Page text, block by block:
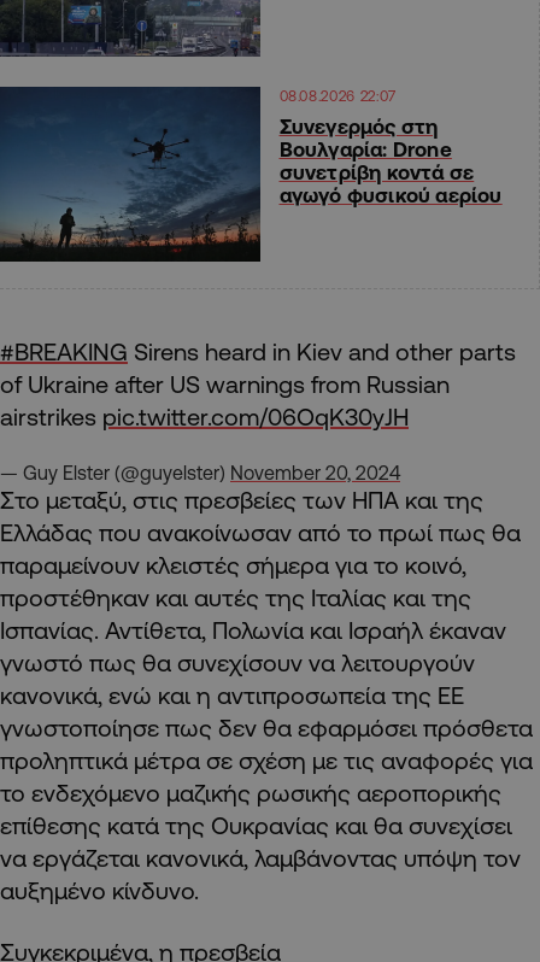
08.08.2026 22:07
Συνεγερμός στη
Βουλγαρία: Drone
συνετρίβη κοντά σε
αγωγό φυσικού αερίου
#BREAKING Sirens heard in Kiev and other parts
of Ukraine after US warnings from Russian
airstrikes pic.twitter.com/06OqK30yJH
— Guy Elster (@guyelster) November 20, 2024
Στο μεταξύ, στις πρεσβείες των ΗΠΑ και της
Ελλάδας που ανακοίνωσαν από το πρωί πως θα
παραμείνουν κλειστές σήμερα για το κοινό,
προστέθηκαν και αυτές της Ιταλίας και της
Ισπανίας. Αντίθετα, Πολωνία και Ισραήλ έκαναν
γνωστό πως θα συνεχίσουν να λειτουργούν
κανονικά, ενώ και η αντιπροσωπεία της ΕΕ
γνωστοποίησε πως δεν θα εφαρμόσει πρόσθετα
προληπτικά μέτρα σε σχέση με τις αναφορές για
το ενδεχόμενο μαζικής ρωσικής αεροπορικής
επίθεσης κατά της Ουκρανίας και θα συνεχίσει
να εργάζεται κανονικά, λαμβάνοντας υπόψη τον
αυξημένο κίνδυνο.
Συγκεκριμένα, η πρεσβεία